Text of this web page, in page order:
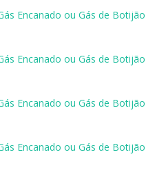
Encanado ou Gás de Botijão
Encanado ou Gás de Botijão
Encanado ou Gás de Botijão
Encanado ou Gás de Botijão